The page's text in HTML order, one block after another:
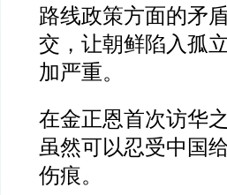
路线政策方面的矛
交，让朝鲜陷入孤
加严重。
在金正恩首次访华
虽然可以忍受中国
伤痕。